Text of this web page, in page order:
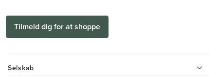
Tilmeld dig for at shoppe
Selskab